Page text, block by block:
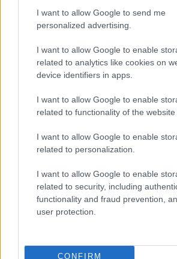
I want to allow Google to send me
personalized advertising.
I want to allow Google to enable
related to analytics like cookies on
device identifiers in apps.
I want to allow Google to enable
related to functionality of the website
I want to allow Google to enable
related to personalization.
I want to allow Google to enable
related to security, including
functionality and fraud prevention,
user protection.
CONFIRM
Dezembro
0,3205
0,2692
$ 0,3590
Previsão de preços para 2023
Encontro Preço Mínimo Máximo
Janeiro de
$
0,3461
$
0,3081
$ 0,3877
Fevereiro
de 2023
$
0,3946
$
0,3512
$ 0,4538
Março de
$
Abril de
$
$
$ 0,4481